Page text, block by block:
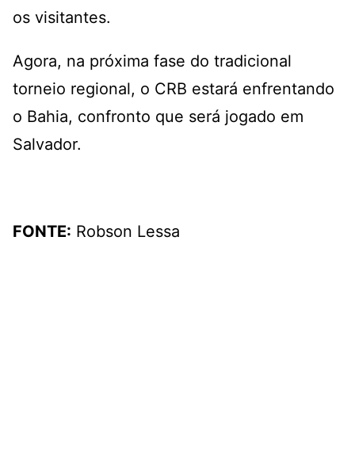
os visitantes.
Agora, na próxima fase do tradicional
torneio regional, o CRB estará enfrentando
o Bahia, confronto que será jogado em
Salvador.
FONTE: Robson Lessa